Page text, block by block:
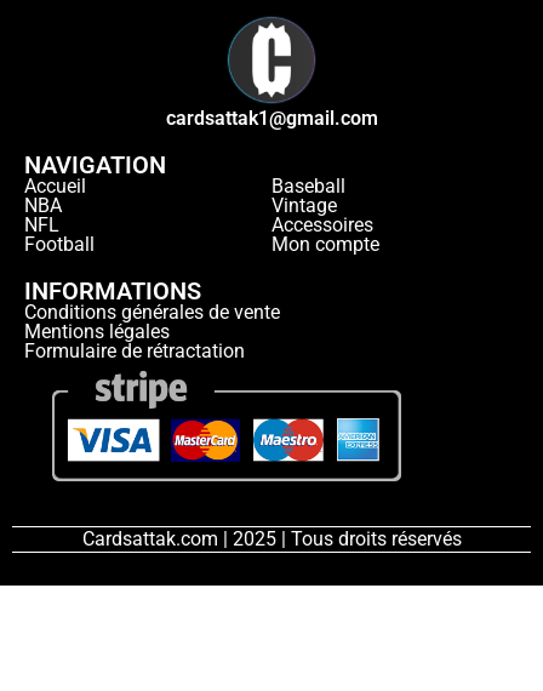
cardsattak1@gmail.com
NAVIGATION
Accueil
NBA
NFL
Football
Baseball
Vintage
Accessoires
Mon compte
INFORMATIONS
Conditions générales de vente
Mentions légales
Formulaire de rétractation
Cardsattak.com | 2025 | Tous droits réservés